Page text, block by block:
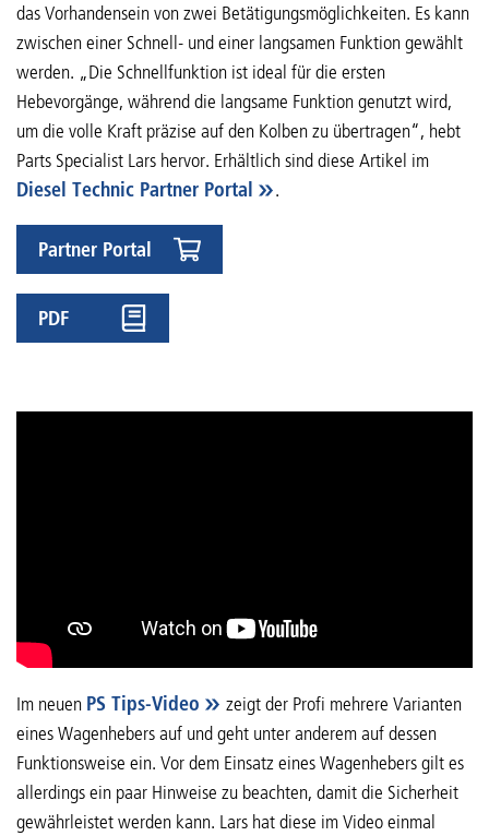
das Vorhandensein von zwei Betätigungsmöglichkeiten. Es kann
zwischen einer Schnell- und einer langsamen Funktion gewählt
werden. „Die Schnellfunktion ist ideal für die ersten
Hebevorgänge, während die langsame Funktion genutzt wird,
um die volle Kraft präzise auf den Kolben zu übertragen“, hebt
Parts Specialist Lars hervor. Erhältlich sind diese Artikel im
Diesel Technic Partner Portal
.
Partner Portal
PDF
Im neuen PS Tips-Video
zeigt der Profi mehrere Varianten
eines Wagenhebers auf und geht unter anderem auf dessen
Funktionsweise ein. Vor dem Einsatz eines Wagenhebers gilt es
allerdings ein paar Hinweise zu beachten, damit die Sicherheit
gewährleistet werden kann. Lars hat diese im Video einmal